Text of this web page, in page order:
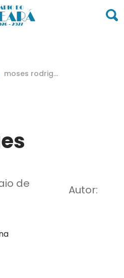
moses rodrigu
de
Autor: